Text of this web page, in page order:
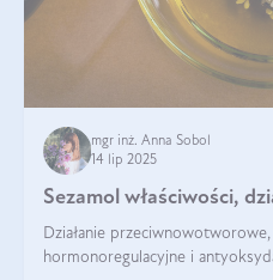
mgr inż. Anna Sobol
14 lip 2025
Sezamol właściwości,
Działanie
hormonoregulacyjne i